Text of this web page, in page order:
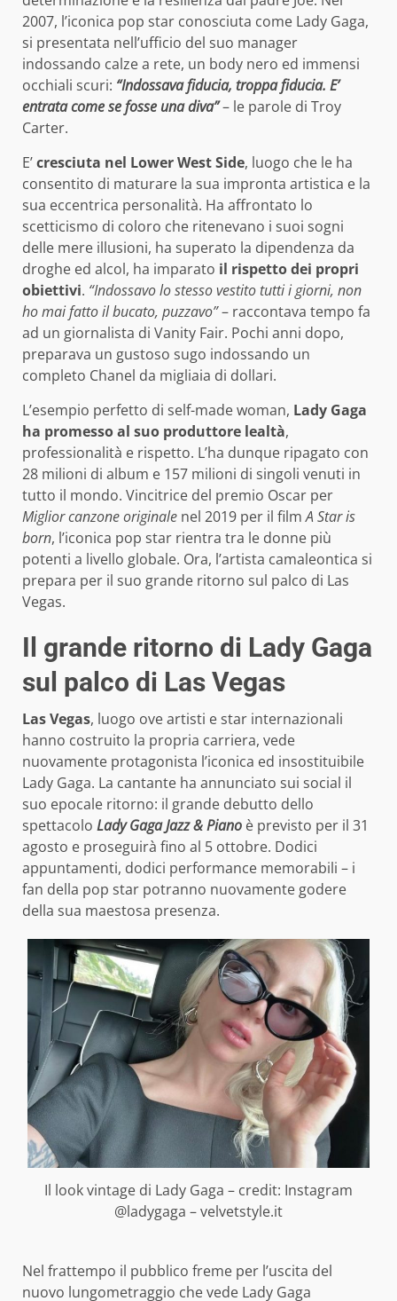
2007, l’iconica pop star conosciuta come Lady Gaga,
si presentata nell’ufficio del suo manager
indossando calze a rete, un body nero ed immensi
occhiali scuri: “Indossava fiducia, troppa fiducia. E’
entrata come se fosse una diva”– le parole di Troy
Carter.
E’cresciuta nel Lower West Side, luogo che le ha
consentito di maturare la sua impronta artistica e la
sua eccentrica personalità. Ha affrontato lo
scetticismo di coloro che ritenevano i suoi sogni
delle mere illusioni, ha superato la dipendenza da
droghe ed alcol, ha imparato il rispetto dei propri
obiettivi. “Indossavo lo stesso vestito tutti i giorni, non
ho mai fatto il bucato, puzzavo”– raccontava tempo fa
ad un giornalista di Vanity Fair. Pochi anni dopo,
preparava un gustoso sugo indossando un
completo Chanel da migliaia di dollari.
L’esempio perfetto di self-made woman, Lady Gaga
ha promesso al suo produttore lealtà,
professionalità e rispetto. L’ha dunque ripagato con
28 milioni di album e 157 milioni di singoli venuti in
tutto il mondo. Vincitrice del premio Oscar per
Miglior canzone originale nel 2019 per il filmA Star is
born, l’iconica pop star rientra tra le donne più
potenti a livello globale. Ora, l’artista camaleontica si
prepara per il suo grande ritorno sul palco di Las
Vegas.
Il grande ritorno di Lady Gaga
sul palco di Las Vegas
Las Vegas, luogo ove artisti e star internazionali
hanno costruito la propria carriera, vede
nuovamente protagonista l’iconica ed insostituibile
Lady Gaga. La cantante ha annunciato sui social il
suo epocale ritorno: il grande debutto dello
spettacolo Lady Gaga Jazz & Piano è previsto per il 31
agosto e proseguirà fino al 5 ottobre. Dodici
appuntamenti, dodici performance memorabili – i
fan della pop star potranno nuovamente godere
della sua maestosa presenza.
Il look vintage di Lady Gaga – credit: Instagram
@ladygaga – velvetstyle.it
Nel frattempo il pubblico freme per l’uscita del
nuovo lungometraggio che vede Lady Gaga